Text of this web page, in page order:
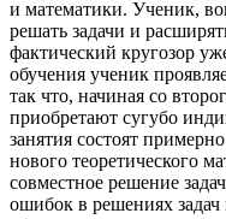
и математики. Ученик,
решать задачи и
фактический кругозор
обучения ученик
так что, начиная со
приобретают сугубо
занятия состоят
нового теоретического
совместное решение
ошибок в решениях задач